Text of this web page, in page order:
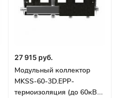
27 915 руб.
Модульный коллектор
MKSS-60-3D.EPP-
термоизоляция (до 60кВт